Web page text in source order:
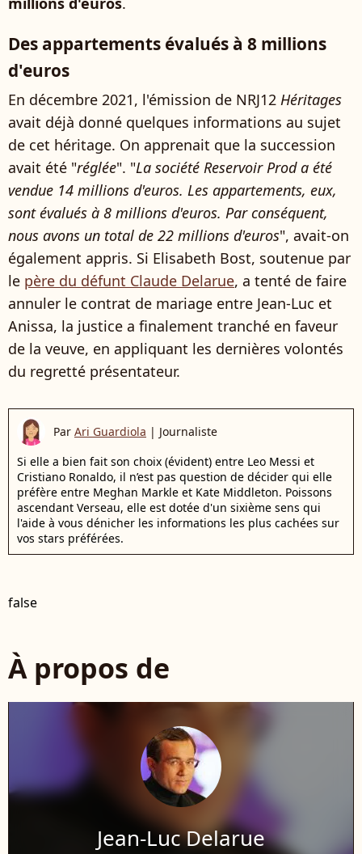
Des appartements évalués à 8 millions
d'euros
En décembre 2021, l'émission de NRJ12 Héritages
avait déjà donné quelques informations au sujet
de cet héritage. On apprenait que la succession
avait été "réglée". "La société Reservoir Prod a été
vendue 14 millions d'euros. Les appartements, eux,
sont évalués à 8 millions d'euros. Par conséquent,
nous avons un total de 22 millions d'euros", avait-on
également appris. Si Elisabeth Bost, soutenue par
le père du défunt Claude Delarue, a tenté de faire
annuler le contrat de mariage entre Jean-Luc et
Anissa, la justice a finalement tranché en faveur
de la veuve, en appliquant les dernières volontés
du regretté présentateur.
Par Ari Guardiola | Journaliste
Si elle a bien fait son choix (évident) entre Leo Messi et
Cristiano Ronaldo, il n’est pas question de décider qui elle
préfère entre Meghan Markle et Kate Middleton. Poissons
ascendant Verseau, elle est dotée d'un sixième sens qui
l'aide à vous dénicher les informations les plus cachées sur
vos stars préférées.
false
À propos de
Jean-Luc Delarue